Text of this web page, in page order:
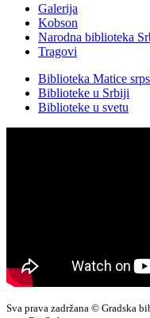
Galerija
Kobson
Narodna biblioteka
Tragovi
Biblioteka Matice
Biblioteke u Srbiji
Biblioteke u svetu
Sva prava zadržana © Gradska